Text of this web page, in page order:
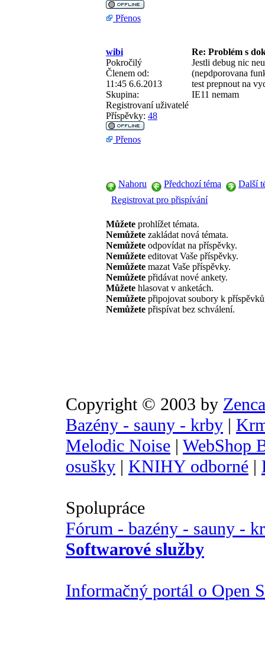
Přenos
wibi
Re: Problém s
Pokročilý
Členem od:
11:45 6.6.2013
Skupina:
Registrovaní uživatelé
Příspěvky: 48
Jestli debug nic
(nepdporovana
test prepnout na
IE11 nemam
Přenos
Nahoru Předchozí téma
Další
Registrovat pro přispívání
Můžete prohlížet témata.
Nemůžete zakládat nová témata.
Nemůžete odpovídat na příspěvky.
Nemůžete editovat Vaše příspěvky.
Nemůžete mazat Vaše příspěvky.
Nemůžete přidávat nové ankety.
Můžete hlasovat v anketách.
Nemůžete připojovat soubory k
Nemůžete přispívat bez schválení.
Copyright © 2003 by
Bazény - sauny - krby |
Melodic Noise | WebShop
osušky | KNIHY odborné |
Spolupráce
Fórum - bazény - sauny -
Softwarové služby
Informačný portál o Open